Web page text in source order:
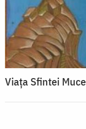
Viața Sfintei